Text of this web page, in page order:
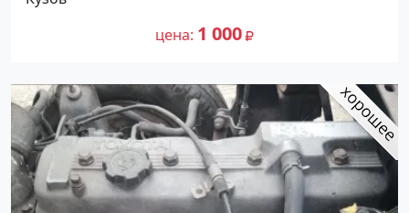
цена 1 000